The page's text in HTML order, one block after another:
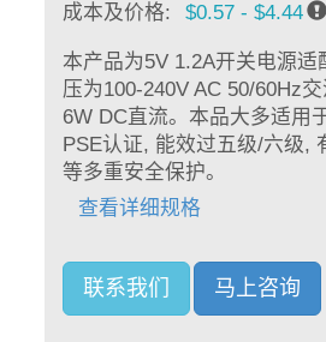
成本及价格: $0.57 - $4.44
本产品为5V 1.2A开关电源适
压为100-240V AC 50/60Hz
6W DC直流。本品大多适用
PSE认证, 能效过五级/六级,
等多重安全保护。
查看详细规格
联系我们 马上咨询